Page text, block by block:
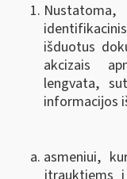
išduotus
akcizais
lengvata,
informacijos
asmeniui,